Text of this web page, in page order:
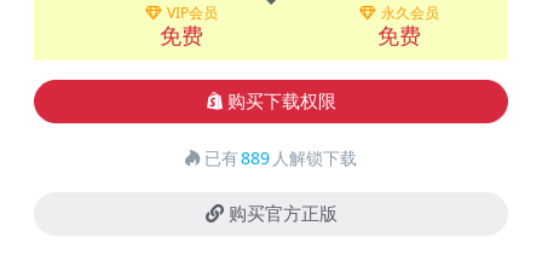
VIP会员
免费
永久会员
免费
购买下载权限
已有889 人解锁下载
购买官方正版